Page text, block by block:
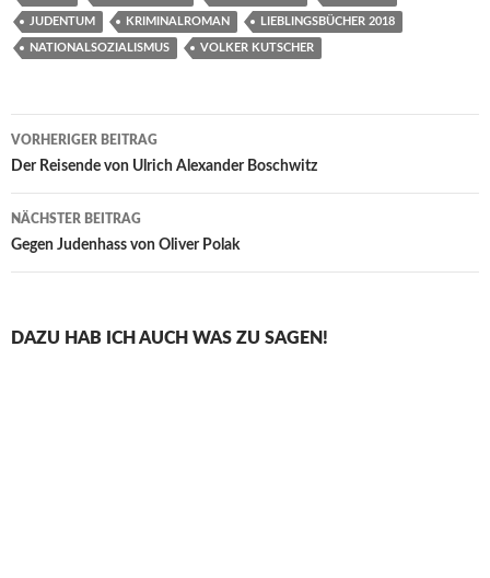
JUDENTUM KRIMINALROMAN LIEBLINGSBÜCHER 2018
NATIONALSOZIALISMUS VOLKER KUTSCHER
Beitragsnavigation
VORHERIGER BEITRAG
Der Reisende von Ulrich Alexander Boschwitz
NÄCHSTER BEITRAG
Gegen Judenhass von Oliver Polak
DAZU HAB ICH AUCH WAS ZU SAGEN!